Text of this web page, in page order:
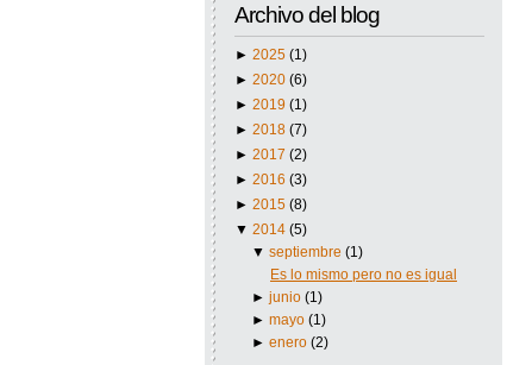
Archivo del blog
► 2025 (1)
► 2020 (6)
► 2019 (1)
► 2018 (7)
► 2017 (2)
► 2016 (3)
► 2015 (8)
▼ 2014 (5)
▼septiembre(1)
Es lo mismo pero no es igual
►junio(1)
►mayo(1)
►enero(2)